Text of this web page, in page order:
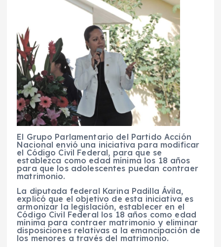
El Grupo Parlamentario del Partido Acción
Nacional envió una iniciativa para modificar
el Código Civil Federal, para que se
establezca como edad mínima los 18 años
para que los adolescentes puedan contraer
matrimonio.
La diputada federal Karina Padilla Ávila,
explicó que el objetivo de esta iniciativa es
armonizar la legislación, establecer en el
Código Civil Federal los 18 años como edad
mínima para contraer matrimonio y eliminar
disposiciones relativas a la emancipación de
los menores a través del matrimonio.